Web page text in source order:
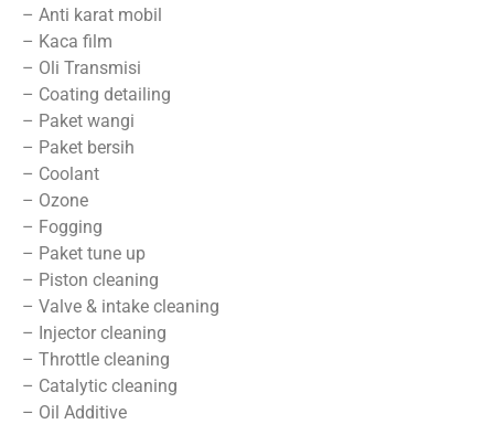
– Anti karat mobil
– Kaca film
– Oli Transmisi
– Coating detailing
– Paket wangi
– Paket bersih
– Coolant
– Ozone
– Fogging
– Paket tune up
– Piston cleaning
– Valve & intake cleaning
– Injector cleaning
– Throttle cleaning
– Catalytic cleaning
– Oil Additive